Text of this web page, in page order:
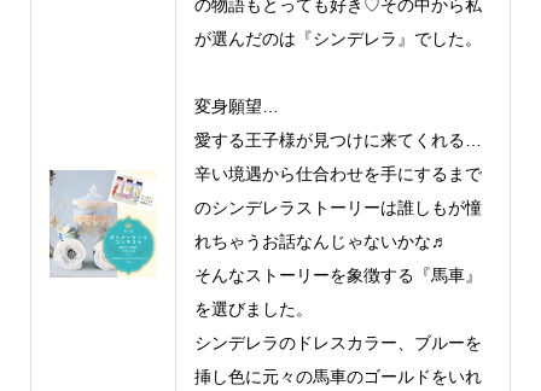
の物語もとっても好き♡その中から私
が選んだのは『シンデレラ』でした。
変身願望…
愛する王子様が見つけに来てくれる…
辛い境遇から仕合わせを手にするまで
のシンデレラストーリーは誰しもが憧
れちゃうお話なんじゃないかな♬
そんなストーリーを象徴する『馬車』
を選びました。
シンデレラのドレスカラー、ブルーを
挿し色に元々の馬車のゴールドをいれ